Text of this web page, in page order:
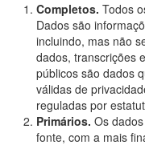
Completos. Todos
Dados são
incluindo, mas não
dados, transcrições
públicos são dados
válidas de
reguladas por
Primários. Os
fonte, com a mais